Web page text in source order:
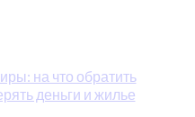
на что обратить
деньги и жилье